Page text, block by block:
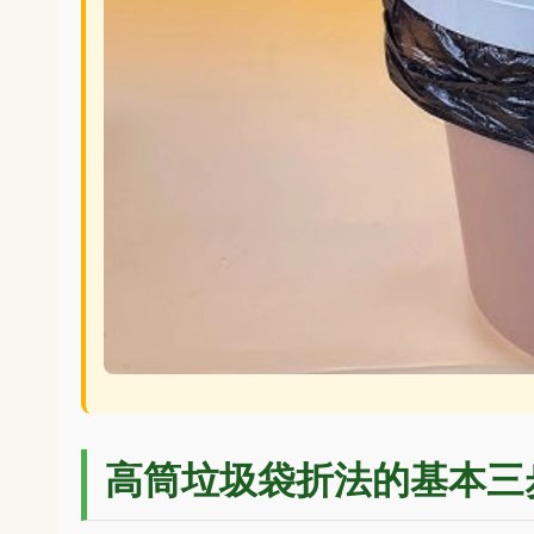
高筒垃圾袋折法的基本